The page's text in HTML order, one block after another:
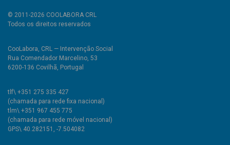
© 2011-2026 COOLABORA CRL
Todos os direitos reservados
CooLabora, CRL — Intervenção Social
Rua Comendador Marcelino, 53
6200-136 Covilhã, Portugal
tlf\ +351 275 335 427
(chamada para rede fixa nacional)
tlm\ +351 967 455 775
(chamada para rede móvel nacional)
GPS\ 40.282151, -7.504082